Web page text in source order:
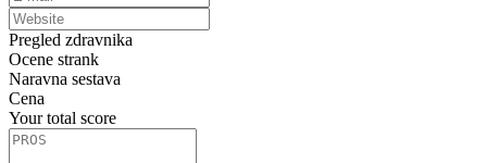
Pregled zdravnika
Ocene strank
Naravna sestava
Cena
Your total score